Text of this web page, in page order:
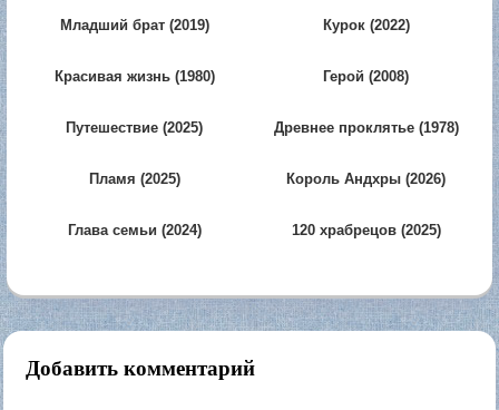
Младший брат (2019) Курок (2022)
Красивая жизнь (1980) Герой (2008)
Путешествие (2025) Древнее проклятье (1978)
Пламя (2025) Король Андхры (2026)
Глава семьи (2024) 120 храбрецов (2025)
Добавить комментарий